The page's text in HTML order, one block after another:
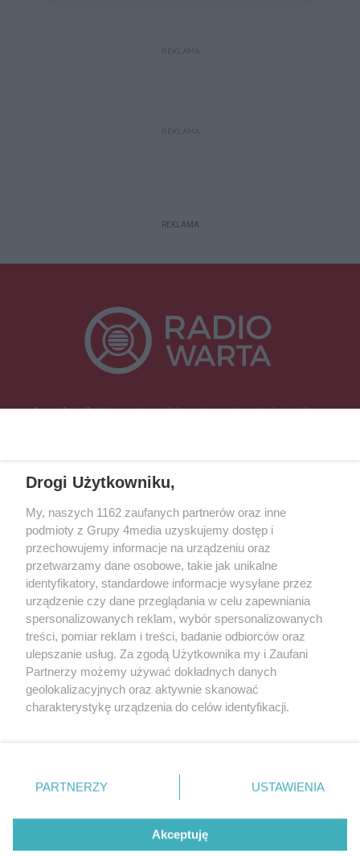
REKLAMA
REKLAMA
REKLAMA
Specjalnie dla Was postanowiliśmy stworzyć rozgłośnię radiową
Śrem, Jarocin, Gniezno, Ostrów Wlkp.).
Kontakt Reklama Patronat
Dane firmowe
Regulamin serwisu i ogłoszeń drobnych
Regulamin konkursów
Polityka prywatności
Przetwarzanie danych osobowych
Zapisz się do newslettera
Dołącz do grona ludzi najlepiej poinformowanych!
Zapisz się »
Drogi Użytkowniku,
My, naszych 1162 zaufanych partnerów oraz inne
podmioty z Grupy 4media uzyskujemy dostęp i
przechowujemy informacje na urządzeniu oraz
przetwarzamy dane osobowe, takie jak unikalne
identyfikatory, standardowe informacje wysyłane przez
urządzenie czy dane przeglądania w celu zapewniania
spersonalizowanych reklam, wybór spersonalizowanych
treści, pomiar reklam i treści, badanie odbiorców oraz
ulepszanie usług. Za zgodą Użytkownika my i Zaufani
Partnerzy możemy używać dokładnych danych
geolokalizacyjnych oraz aktywnie skanować
charakterystykę urządzenia do celów identyfikacji.
zmienić/wycofać klikając przycisk ustawień prywatności
znajdujący się w lewym dolnym rogu strony
. Niektóre
użytkownika, ale masz prawo sprzeciwić się takiemu
przetwarzaniu. Preferencje będą miały zastosowania tylko
PARTNERZY USTAWIENIA
Akceptuję